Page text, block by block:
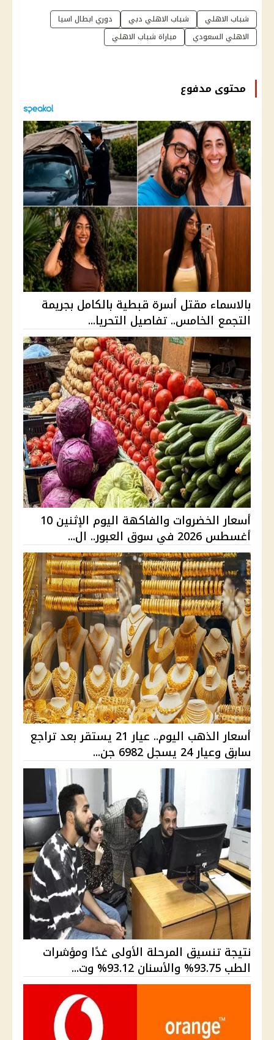
شباب الاهلي شباب الاهلي دبي
دوري ابطال اسيا
الاهلي السعودي
مباراة شباب الاهلي
محتوى مدفوع
بالاسماء مقتل أسرة قبطية بالكامل بجريمة
التجمع الخامس.. تفاصيل التحريا...
أسعار الخضروات والفاكهة اليوم الإثنين 10
أغسطس 2026 في سوق العبور.. ال...
أسعار الذهب اليوم.. عيار 21 يستقر بعد تراجع
سابق وعيار 24 يسجل 6982 جن...
نتيجة تنسيق المرحلة الأولى غدًا ومؤشرات
الطب 93.75% والأسنان 93.12% وت...